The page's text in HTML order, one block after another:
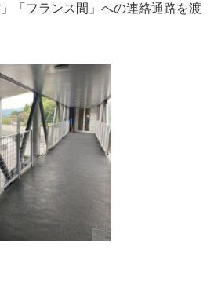
「フランス間」への連絡通路を渡